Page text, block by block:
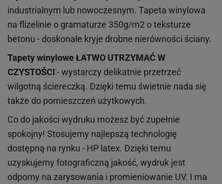
industrialnym lub nowoczesnym. Tapeta winylowa
na flizelinie o gramaturze 350g/m2 o teksturze
betonu - doskonale kryje drobne nierówności ściany.
Tapety winyloweŁATWO UTRZYMAĆ W
CZYSTOŚCI - wystarczy delikatnie przetrzeć
wilgotną ściereczką. Dzięki temu świetnie nada się
także do pomieszczeń użytkowych.
Co do jakości wydruku możesz być zupełnie
spokojny! Stosujemy najlepszą technologię
dostępną na rynku - HP latex. Dzięki temu
uzyskujemy fotograficzną jakość, wydruk jest
odporny na zarysowania i promieniowanie UV. I ma